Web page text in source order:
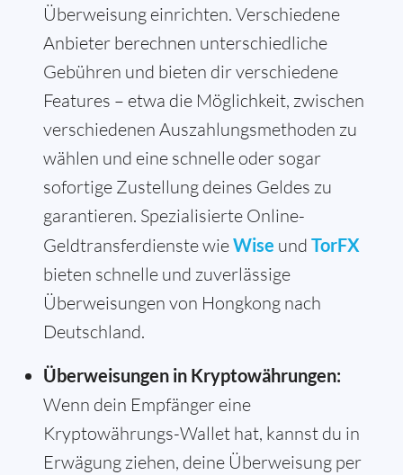
Überweisung einrichten. Verschiedene
Anbieter berechnen unterschiedliche
Gebühren und bieten dir verschiedene
Features – etwa die Möglichkeit, zwischen
verschiedenen Auszahlungsmethoden zu
wählen und eine schnelle oder sogar
sofortige Zustellung deines Geldes zu
garantieren. Spezialisierte Online-
Geldtransferdienste wieWise und TorFX
bieten schnelle und zuverlässige
Überweisungen von Hongkong nach
Deutschland.
Überweisungen in Kryptowährungen:
Wenn dein Empfänger eine
Kryptowährungs-Wallet hat, kannst du in
Erwägung ziehen, deine Überweisung per